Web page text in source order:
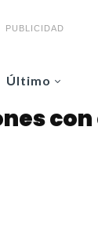
PUBLICIDAD
Último
con